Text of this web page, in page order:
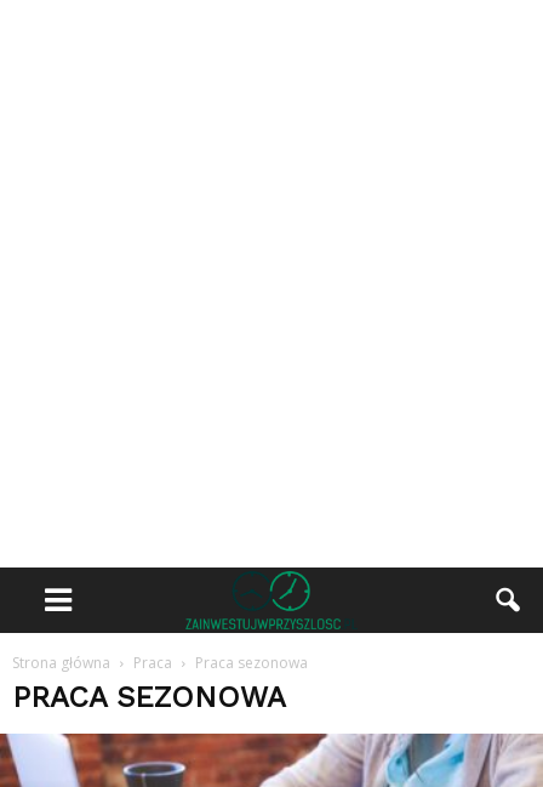
Strona główna Praca Praca sezonowa
PRACA SEZONOWA